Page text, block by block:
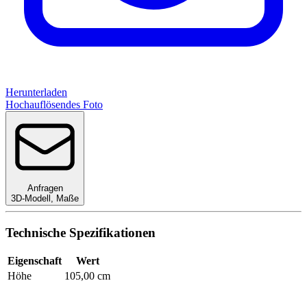
Herunterladen
Hochauflösendes Foto
Anfragen
3D-Modell
Maße
Technische Spezifikationen
Eigenschaft
Wert
Höhe
105,00 cm